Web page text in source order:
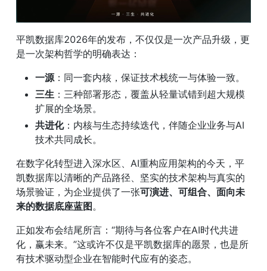
平凯数据库2026年的发布，不仅仅是一次产品升级，更
是一次架构哲学的明确表达：
一源 ：同一套内核，保证技术栈统一与体验一致。
三生 ：三种部署形态，覆盖从轻量试错到超大规模
扩展的全场景。
共进化：内核与生态持续迭代，伴随企业业务与AI
技术共同成长。
在数字化转型进入深水区、AI重构应用架构的今天，平
凯数据库以清晰的产品路径、坚实的技术架构与真实的
场景验证，为企业提供了一张可演进、可组合、面向未
来的数据底座蓝图。
正如发布会结尾所言：“期待与各位客户在AI时代共进
化，赢未来。”这或许不仅是平凯数据库的愿景，也是所
有技术驱动型企业在智能时代应有的姿态。